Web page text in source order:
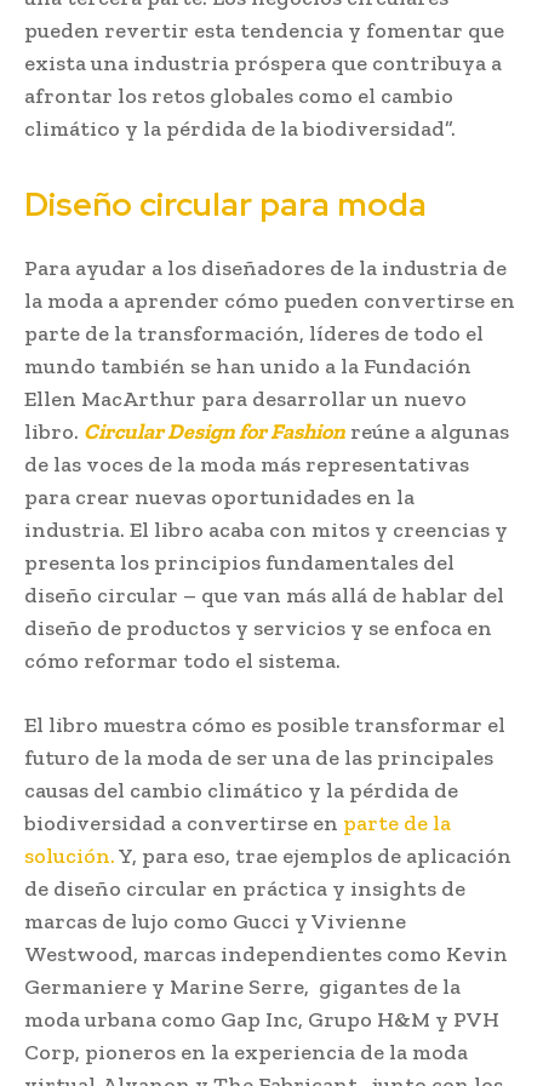
pueden revertir esta tendencia y fomentar que
exista una industria próspera que contribuya a
afrontar los retos globales como el cambio
climático y la pérdida de la biodiversidad”.
Diseño circular para moda
Para ayudar a los diseñadores de la industria de
la moda a aprender cómo pueden convertirse en
parte de la transformación, líderes de todo el
mundo también se han unido a la Fundación
Ellen MacArthur para desarrollar un nuevo
libro. Circular Design for Fashion reúne a algunas
de las voces de la moda más representativas
para crear nuevas oportunidades en la
industria. El libro acaba con mitos y creencias y
presenta los principios fundamentales del
diseño circular – que van más allá de hablar del
diseño de productos y servicios y se enfoca en
cómo reformar todo el sistema.
El libro muestra cómo es posible transformar el
futuro de la moda de ser una de las principales
causas del cambio climático y la pérdida de
biodiversidad a convertirse en parte de la
solución.Y, para eso, trae ejemplos de aplicación
de diseño circular en práctica y insights de
marcas de lujo como Gucci y Vivienne
Westwood, marcas independientes como Kevin
Germaniere y Marine Serre, gigantes de la
moda urbana como Gap Inc, Grupo H&M y PVH
Corp, pioneros en la experiencia de la moda